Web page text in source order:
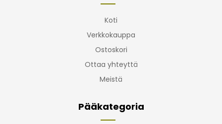
Koti
Verkkokauppa
Ostoskori
Ottaa yhteyttä
Meistä
Pääkategoria